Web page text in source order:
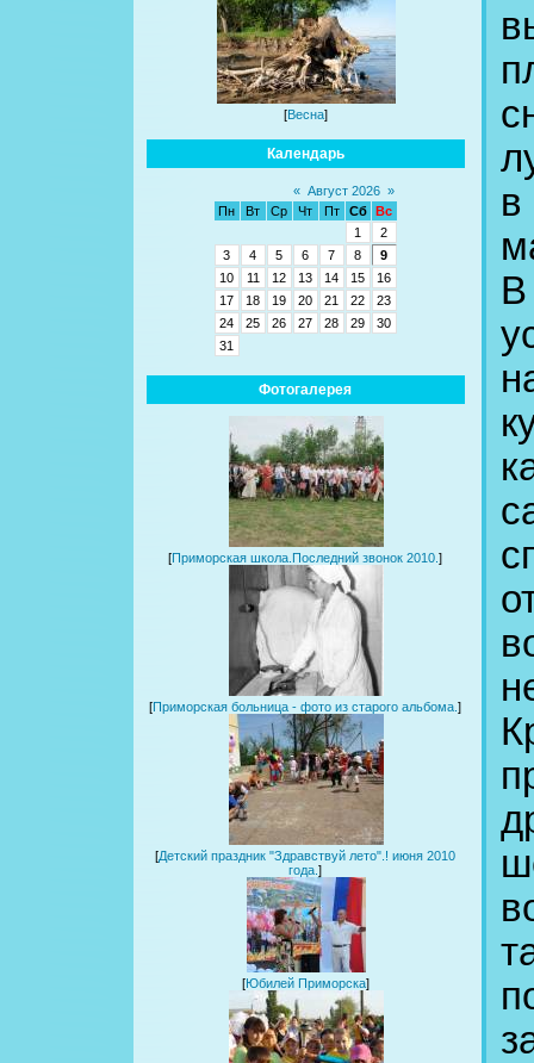
[Весна]
Календарь
« Август 2026 »
Пн
Вт Ср Чт Пт Сб
Вс
1
2
3
4 5 6 7 8
9
10
11 12 13 14 15
16
17
18 19 20 21 22
23
24
25 26 27 28 29
30
31
Фотогалерея
[Приморская школа.Последний звонок 2010.]
[Приморская больница - фото из старого альбома.]
[Детский праздник "Здравствуй лето".! июня 2010
года.]
[Юбилей Приморска]
в